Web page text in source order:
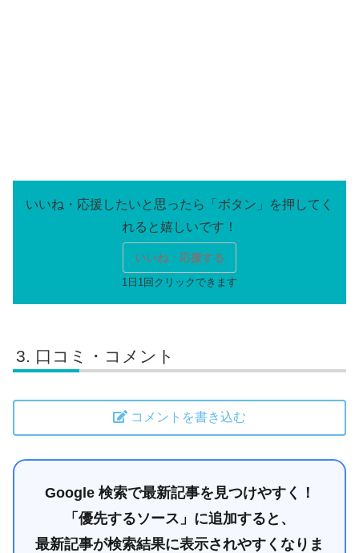
いいね・応援する
口コミ・コメント
コメントを書き込む
Google 検索で最新記事を見つけやすく！
「優先するソース」に追加すると、
最新記事が検索結果に表示されやすくなりま